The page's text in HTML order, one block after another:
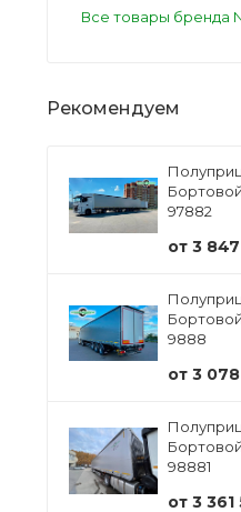
Все товары бренда
Рекомендуем
97882
от 3
9888
от 3
98881
от 3